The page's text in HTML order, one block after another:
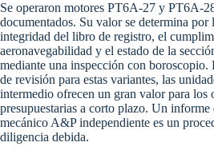
Se operaron motores PT6A-27 y PT6A-
documentados. Su valor se determina por
integridad del libro de registro, el
aeronavegabilidad y el estado de la
mediante una inspección con boroscopio.
de revisión para estas variantes, las
intermedio ofrecen un gran valor para los
presupuestarias a corto plazo. Un
mecánico A&P independiente es un
diligencia debida.